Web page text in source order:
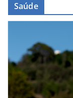
Saúde